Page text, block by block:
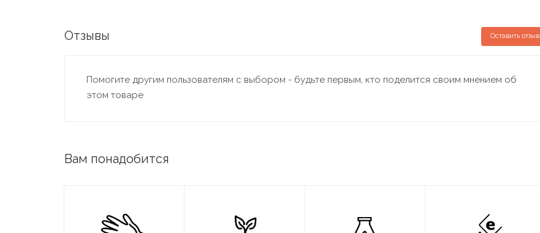
Отзывы Оставить отзыв
Помогите другим пользователям с выбором - будьте первым, кто поделится своим мнением об
этом товаре
Вам понадобится